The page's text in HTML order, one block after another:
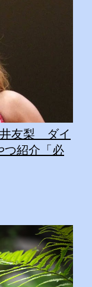
井友梨 ダイ
つ紹介「必